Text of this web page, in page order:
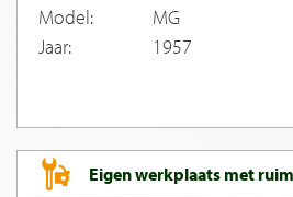
Model:
MG
Jaar:
1957
Eigen werkplaats met